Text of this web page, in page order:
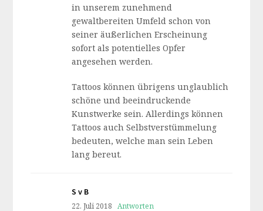
in unserem zunehmend
gewaltbereiten Umfeld schon von
seiner äußerlichen Erscheinung
sofort als potentielles Opfer
angesehen werden.
Tattoos können übrigens unglaublich
schöne und beeindruckende
Kunstwerke sein. Allerdings können
Tattoos auch Selbstverstümmelung
bedeuten, welche man sein Leben
lang bereut.
S v B
22. Juli 2018 Antworten